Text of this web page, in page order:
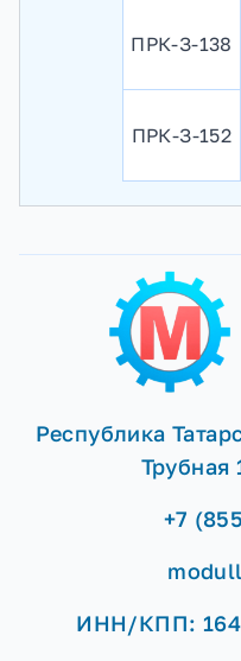
ПРК-З-138
ПРК-З-152
Республика
Трубная
+7
ИНН/КПП: